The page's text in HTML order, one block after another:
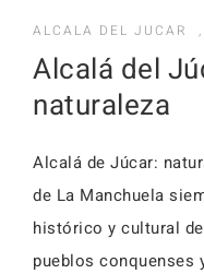
ALCALA DEL JUCAR ,
Alcalá del
naturaleza
Alcalá de Júcar:
de La Manchuela
histórico y cultural
pueblos conquenses